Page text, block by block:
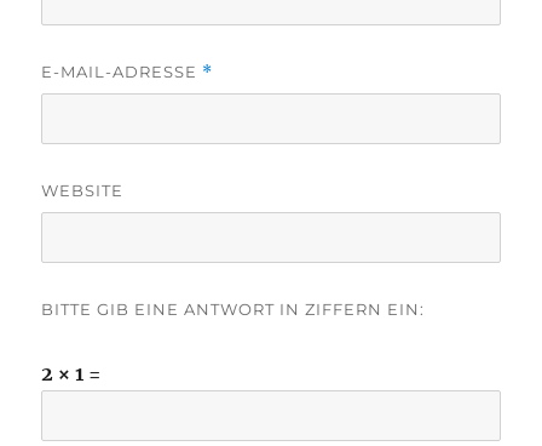
E-MAIL-ADRESSE *
WEBSITE
BITTE GIB EINE ANTWORT IN ZIFFERN EIN:
2 × 1 =